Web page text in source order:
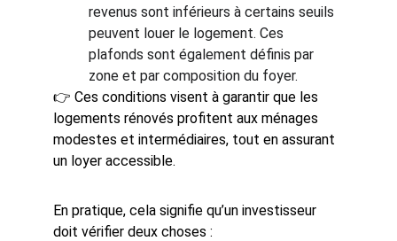
revenus sont inférieurs à certains seuils
peuvent louer le logement. Ces
plafonds sont également définis par
zone et par composition du foyer.
👉 Ces conditions visent à garantir que les
logements rénovés profitent aux ménages
modestes et intermédiaires, tout en assurant
un loyer accessible.
En pratique, cela signifie qu’un investisseur
doit vérifier deux choses :